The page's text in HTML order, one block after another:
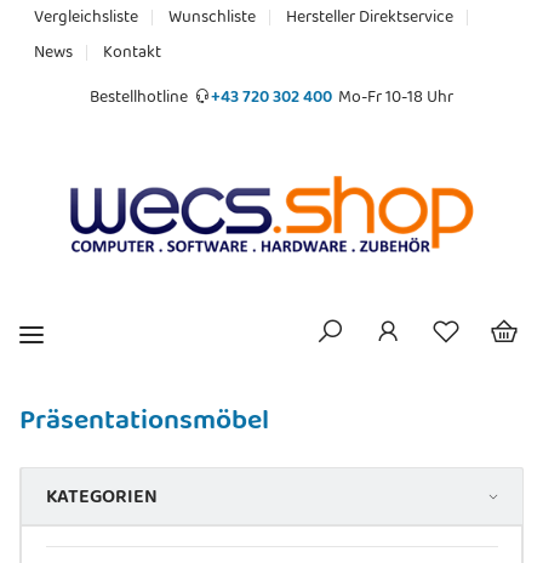
Vergleichsliste Wunschliste
Hersteller Direktservice
News
Kontakt
Bestellhotline
+43 720 302 400 Mo-Fr 10-18 Uhr
Präsentationsmöbel
KATEGORIEN